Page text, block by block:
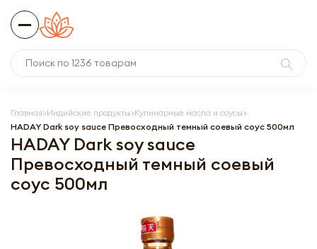
Главная Индийские продукты Кулинарные масла и соусы
HADAY Dark soy sauce Превосходный темный соевый соус 500мл
HADAY Dark soy sauce
Превосходный темный соевый
соус 500мл